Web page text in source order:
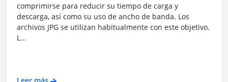
comprimirse para reducir su tiempo de carga y
descarga, así como su uso de ancho de banda. Los
archivos JPG se utilizan habitualmente con este objetivo.
L...